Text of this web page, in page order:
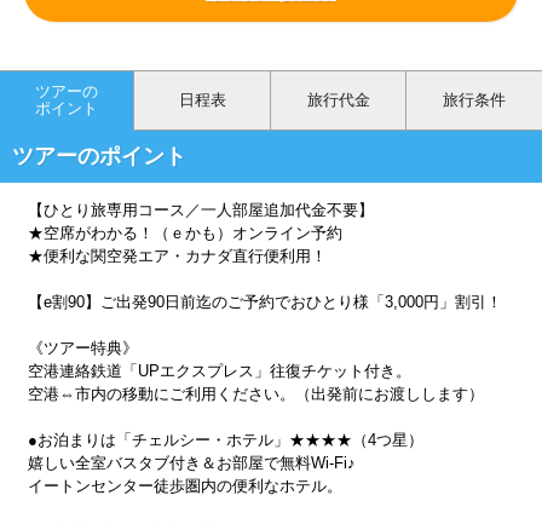
ツアーの
ポイント
日程表 旅行代金 旅行条件
ツアーのポイント
【ひとり旅専用コース／一人部屋追加代金不要】
★空席がわかる！（ｅかも）オンライン予約
★便利な関空発エア・カナダ直行便利用！
【e割90】ご出発90日前迄のご予約でおひとり様「3,000円」割引！
《ツアー特典》
空港連絡鉄道「UPエクスプレス」往復チケット付き。
空港⇔市内の移動にご利用ください。（出発前にお渡しします）
●お泊まりは「チェルシー・ホテル」★★★★（4つ星）
嬉しい全室バスタブ付き＆お部屋で無料Wi-Fi♪
イートンセンター徒歩圏内の便利なホテル。